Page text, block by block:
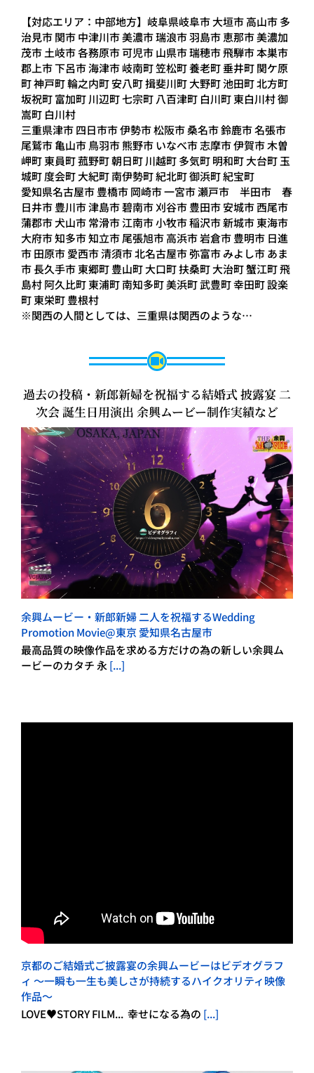
【対応エリア：中部地方】岐阜県岐阜市 大垣市 高山市 多
治見市 関市 中津川市 美濃市 瑞浪市 羽島市 恵那市 美濃加
茂市 土岐市 各務原市 可児市 山県市 瑞穂市 飛騨市 本巣市
郡上市 下呂市 海津市 岐南町 笠松町 養老町 垂井町 関ケ原
町 神戸町 輪之内町 安八町 揖斐川町 大野町 池田町 北方町
坂祝町 富加町 川辺町 七宗町 八百津町 白川町 東白川村 御
嵩町 白川村
三重県津市 四日市市 伊勢市 松阪市 桑名市 鈴鹿市 名張市
尾鷲市 亀山市 鳥羽市 熊野市 いなべ市 志摩市 伊賀市 木曽
岬町 東員町 菰野町 朝日町 川越町 多気町 明和町 大台町 玉
城町 度会町 大紀町 南伊勢町 紀北町 御浜町 紀宝町
愛知県名古屋市 豊橋市 岡崎市 一宮市 瀬戸市 半田市 春
日井市 豊川市 津島市 碧南市 刈谷市 豊田市 安城市 西尾市
蒲郡市 犬山市 常滑市 江南市 小牧市 稲沢市 新城市 東海市
大府市 知多市 知立市 尾張旭市 高浜市 岩倉市 豊明市 日進
市 田原市 愛西市 清須市 北名古屋市 弥富市 みよし市 あま
市 長久手市 東郷町 豊山町 大口町 扶桑町 大治町 蟹江町 飛
島村 阿久比町 東浦町 南知多町 美浜町 武豊町 幸田町 設楽
町 東栄町 豊根村
※関西の人間としては、三重県は関西のような…
過去の投稿・新郎新婦を祝福する結婚式 披露宴 二
次会 誕生日用演出 余興ムービー制作実績など
余興ムービー・新郎新婦 二人を祝福するWedding
Promotion Movie@東京 愛知県名古屋市
最高品質の映像作品を求める方だけの為の新しい余興ム
ービーのカタチ 永[...]
京都のご結婚式ご披露宴の余興ムービーはビデオグラフ
ィ ～一瞬も一生も美しさが持続するハイクオリティ映像
作品～
LOVE♥STORY FILM... 幸せになる為の [...]